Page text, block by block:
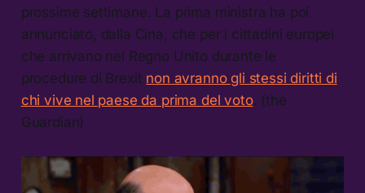
prossime settimane. La prima ministra ha poi
annunciato, dalla Cina, che per i cittadini europei
che arrivano nel Regno Unito durante le
procedure di Brexit non avranno gli stessi diritti di
chi vive nel paese da prima del voto. (the
Guardian)